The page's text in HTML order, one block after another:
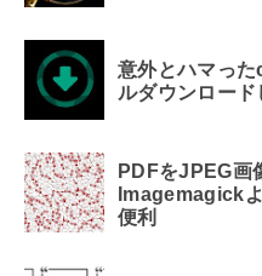
意外とハマっ
ルダウンロー
PDFをJPEG画
Imagemagick
便利